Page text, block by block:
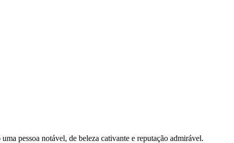
pessoa notável, de beleza cativante e reputação admirável.